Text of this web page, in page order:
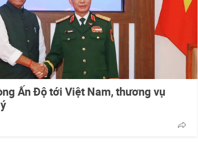
Ấn Độ tới Việt Nam, thương vụ